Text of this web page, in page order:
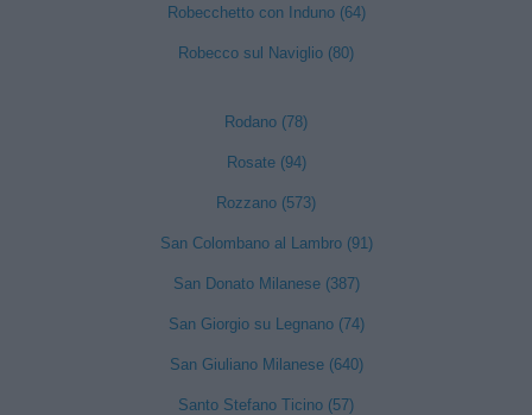
Robecchetto con Induno (64)
Robecco sul Naviglio (80)
Rodano (78)
Rosate (94)
Rozzano (573)
San Colombano al Lambro (91)
San Donato Milanese (387)
San Giorgio su Legnano (74)
San Giuliano Milanese (640)
Santo Stefano Ticino (57)